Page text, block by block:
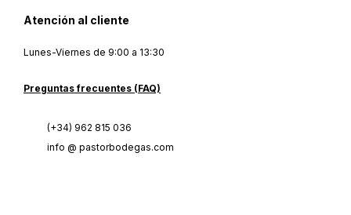
Atención al cliente
Lunes-Viernes de 9:00 a 13:30
Preguntas frecuentes (FAQ)
(+34) 962 815 036
info @ pastorbodegas.com